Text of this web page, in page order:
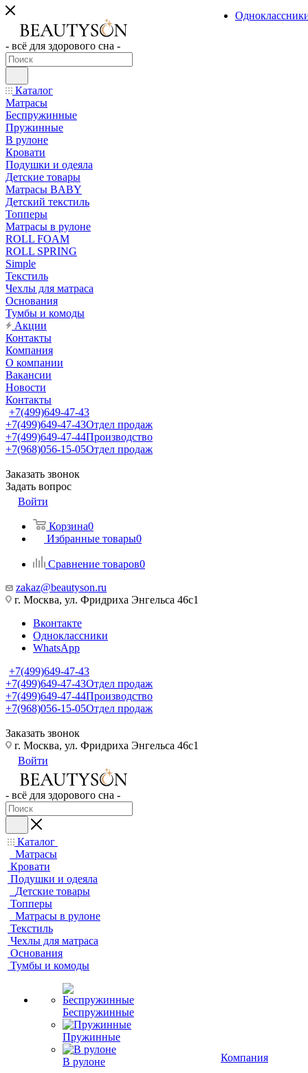
- всё для здорового сна -
Каталог
Матрасы
Беспружинные
Пружинные
В рулоне
Кровати
Подушки и одеяла
Детские товары
Матрасы BABY
Детский текстиль
Топперы
Матрасы в рулоне
ROLL FOAM
ROLL SPRING
Simple
Текстиль
Чехлы для матраса
Основания
Тумбы и комоды
Акции
Контакты
Компания
О компании
Вакансии
Новости
Контакты
+7(499)649-47-43
+7(499)649-47-43Отдел продаж
+7(499)649-47-44Производство
+7(968)056-15-05Отдел продаж
Заказать звонок
Задать вопрос
Войти
Корзина0
Избранные товары0
Сравнение товаров0
zakaz@beautyson.ru
г. Москва, ул. Фридриха Энгельса 46с1
Вконтакте
Одноклассники
WhatsApp
+7(499)649-47-43
+7(499)649-47-43Отдел продаж
+7(499)649-47-44Производство
+7(968)056-15-05Отдел продаж
Заказать звонок
г. Москва, ул. Фридриха Энгельса 46с1
Войти
- всё для здорового сна -
Каталог
Матрасы
Кровати
Подушки и одеяла
Детские товары
Топперы
Матрасы в рулоне
Текстиль
Чехлы для матраса
Основания
Тумбы и комоды
Беспружинные
Пружинные
В рулоне
Компания